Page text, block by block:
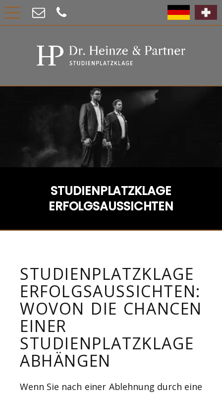
STUDIENPLATZKLAGE
ERFOLGSAUSSICHTEN
STUDIENPLATZKLAGE
ERFOLGSAUSSICHTEN:
WOVON DIE CHANCEN
EINER
STUDIENPLATZKLAGE
ABHÄNGEN
Wenn Sie nach einer Ablehnung durch eine